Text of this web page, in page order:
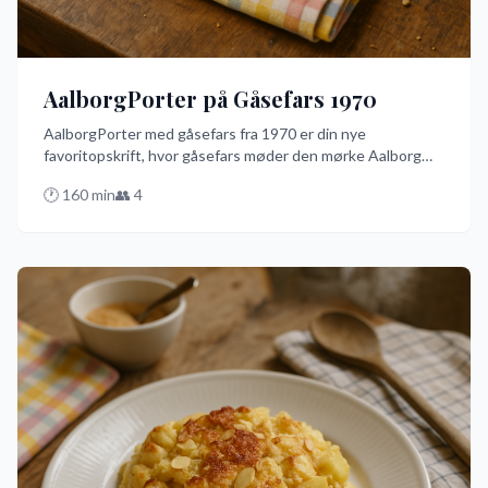
AalborgPorter på Gåsefars 1970
AalborgPorter med gåsefars fra 1970 er din nye
favoritopskrift, hvor gåsefars møder den mørke Aalborg
tilberede, og denne ret imponerer med sin unikke
🕐 160min👥 4